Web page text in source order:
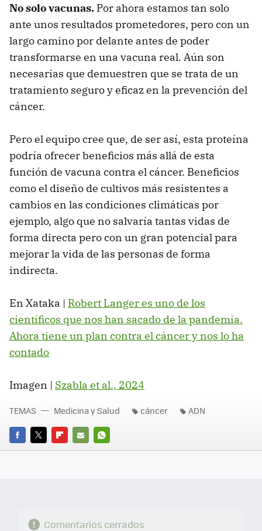
No solo vacunas. Por ahora estamos tan solo
ante unos resultados prometedores, pero con un
largo camino por delante antes de poder
transformarse en una vacuna real. Aún son
necesarias que demuestren que se trata de un
tratamiento seguro y eficaz en la prevención del
cáncer.
Pero el equipo cree que, de ser así, esta proteína
podría ofrecer beneficios más allá de esta
función de vacuna contra el cáncer. Beneficios
como el diseño de cultivos más resistentes a
cambios en las condiciones climáticas por
ejemplo, algo que no salvaría tantas vidas de
forma directa pero con un gran potencial para
mejorar la vida de las personas de forma
indirecta.
En Xataka | Robert Langer es uno de los
científicos que nos han sacado de la pandemia.
Ahora tiene un plan contra el cáncer y nos lo ha
contado
Imagen | Szabla et al., 2024
FACEBOOK
TWITTERFLIPBOARD
E-
WHATSAPP
TEMAS Medicina y Salud cáncer ADN
Comentarios cerrados